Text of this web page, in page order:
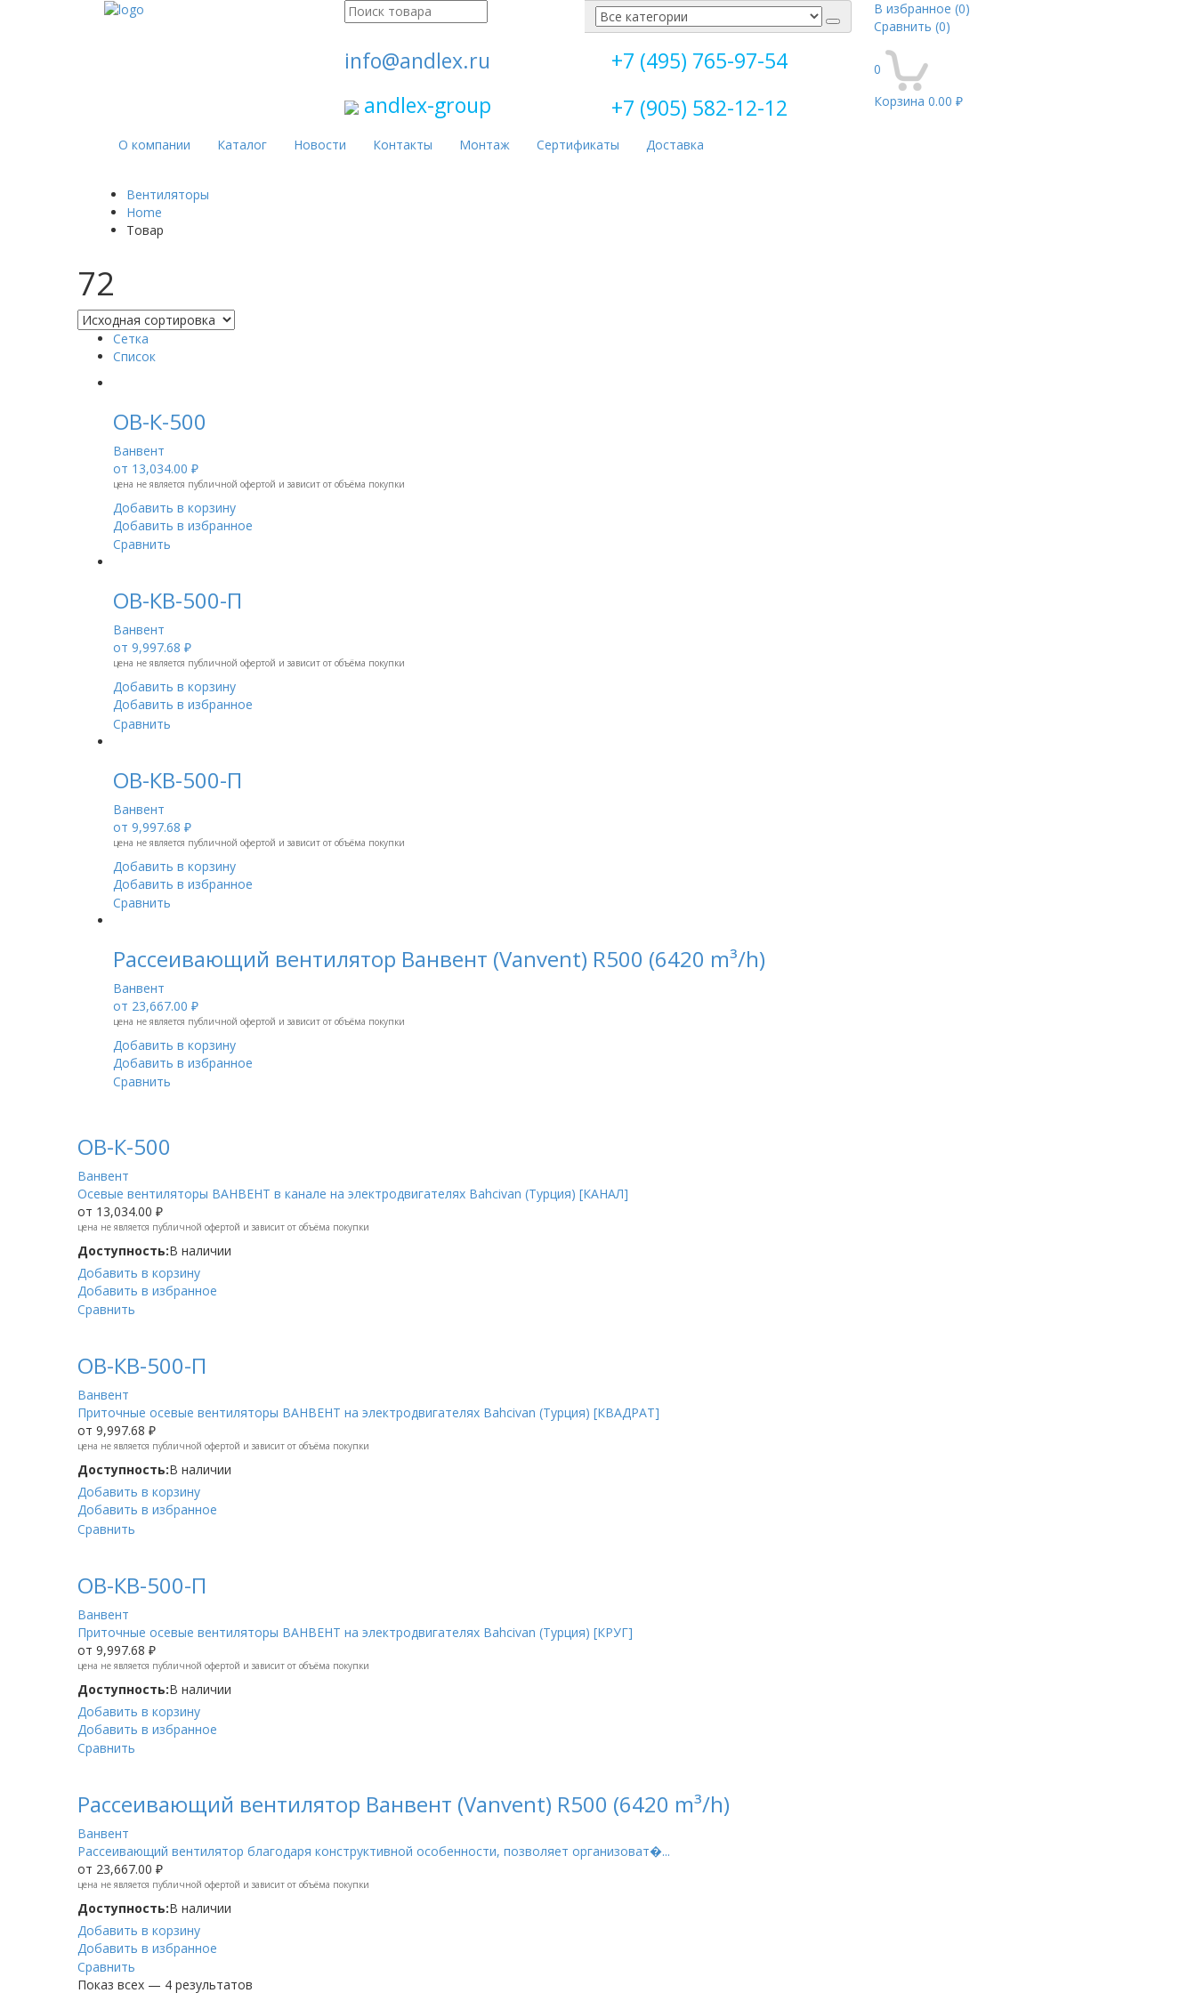
Поиск
для:
info@andlex.ru
andlex-group
+7 (495) 765-97-54
+7 (905) 582-12-12
В избранное (0)
Сравнить (0)
0
Корзина 0.00 ₽
О компании Каталог Новости Контакты Монтаж Сертификаты Доставка
Вентиляторы
Home
Товар
72
Сетка
Список
ОВ-К-500
Ванвент
от 13,034.00 ₽
цена не является публичной офертой и зависит от объёма покупки
Добавить в корзину
Добавить в избранное
Сравнить
ОВ-КВ-500-П
Ванвент
от 9,997.68 ₽
цена не является публичной офертой и зависит от объёма покупки
Добавить в корзину
Добавить в избранное
Сравнить
ОВ-КВ-500-П
Ванвент
от 9,997.68 ₽
цена не является публичной офертой и зависит от объёма покупки
Добавить в корзину
Добавить в избранное
Сравнить
Рассеивающий вентилятор Ванвент (Vanvent) R500 (6420 m³/h)
Ванвент
от 23,667.00 ₽
цена не является публичной офертой и зависит от объёма покупки
Добавить в корзину
Добавить в избранное
Сравнить
ОВ-К-500
Ванвент
Осевые вентиляторы ВАНВЕНТ в канале на электродвигателях Bahcivan (Турция) [КАНАЛ]
от 13,034.00 ₽
цена не является публичной офертой и зависит от объёма покупки
Доступность:В наличии
Добавить в корзину
Добавить в избранное
Сравнить
ОВ-КВ-500-П
Ванвент
Приточные осевые вентиляторы ВАНВЕНТ на электродвигателях Bahcivan (Турция) [КВАДРАТ]
от 9,997.68 ₽
цена не является публичной офертой и зависит от объёма покупки
Доступность:В наличии
Добавить в корзину
Добавить в избранное
Сравнить
ОВ-КВ-500-П
Ванвент
Приточные осевые вентиляторы ВАНВЕНТ на электродвигателях Bahcivan (Турция) [КРУГ]
от 9,997.68 ₽
цена не является публичной офертой и зависит от объёма покупки
Доступность:В наличии
Добавить в корзину
Добавить в избранное
Сравнить
Рассеивающий вентилятор Ванвент (Vanvent) R500 (6420 m³/h)
Ванвент
Рассеивающий вентилятор благодаря конструктивной особенности, позволяет организоват�...
от 23,667.00 ₽
цена не является публичной офертой и зависит от объёма покупки
Доступность:В наличии
Добавить в корзину
Добавить в избранное
Сравнить
Показ всех — 4 результатов